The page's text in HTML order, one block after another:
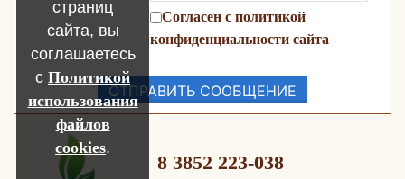
Согласен с политикой
конфиденциальности сайта
8 3852 223-038
страниц
сайта, вы
соглашаетесь
сПолитикой
использования
файлов
cookies.